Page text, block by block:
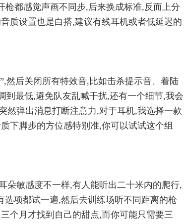
枪都感觉声画不同步,后来换成标准,反而上分
质设置也是白搭,建议有线耳机或者低延迟的
然后关闭所有特效音,比如击杀提示音、着陆
到最低,避免队友乱喊干扰,还有一个细节,我会
然弹出消息打断注意力,对于耳机,我选择一款
下脚步的方位感特别准,你可以试试这个组
朵敏感度不一样,有人能听出二十米内的爬行,
项都试一遍,然后去训练场听不同距离的枪
个月才找到自己的甜点,而你可能只需要三